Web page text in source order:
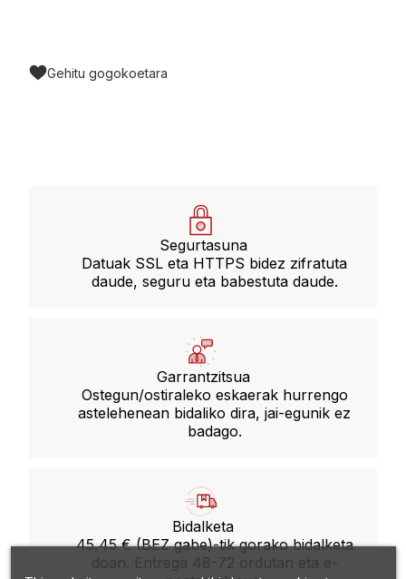
Gehitu gogokoetara
Segurtasuna
Datuak SSL eta HTTPS bidez zifratuta
daude, seguru eta babestuta daude.
Garrantzitsua
Ostegun/ostiraleko eskaerak hurrengo
astelehenean bidaliko dira, jai-egunik ez
badago.
Bidalketa
45,45 € (BEZ gabe)-tik gorako bidalketa
doan. Entrega 48-72 ordutan eta e-